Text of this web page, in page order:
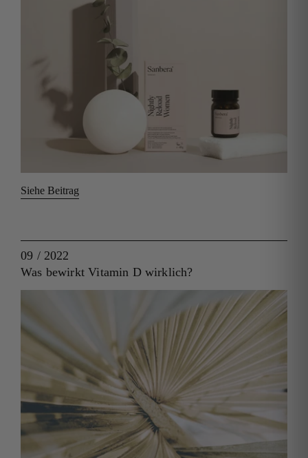
Siehe Beitrag
09 / 2022
Was bewirkt Vitamin D wirklich?